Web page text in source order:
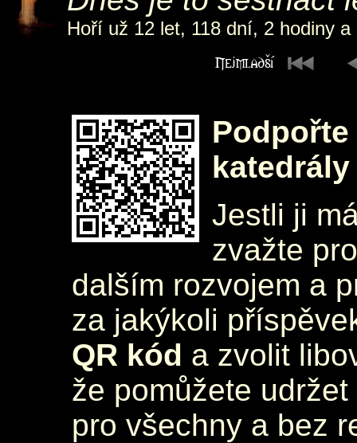
Hoří už 12 let, 118 dní, 2 hodiny a
katedrály
Jestli ji
zvažte
dalším rozvojem a
za jakýkoli
QR kód a zvolit
že pomůžete
pro všechny a bez